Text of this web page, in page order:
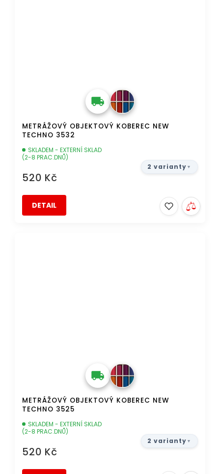
METRÁŽOVÝ OBJEKTOVÝ KOBEREC NEW
TECHNO 3532
SKLADEM - EXTERNÍ SKLAD
(2-8 PRAC.DNŮ)
520 Kč
DETAIL
2 varianty
METRÁŽOVÝ OBJEKTOVÝ KOBEREC NEW
TECHNO 3525
SKLADEM - EXTERNÍ SKLAD
(2-8 PRAC.DNŮ)
520 Kč
2 varianty